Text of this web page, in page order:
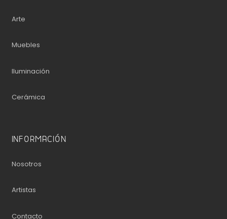
Arte
Muebles
Iluminación
Cerámica
INFORMACIÓN
Nosotros
Artistas
Contacto